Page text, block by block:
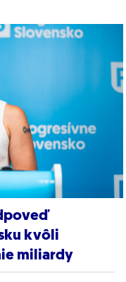
kvôli
miliardy